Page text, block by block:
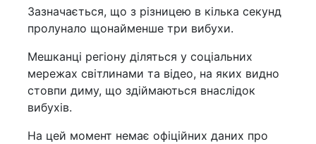
Зазначається, що з різницею в кілька секунд
пролунало щонайменше три вибухи.
Мешканці регіону діляться у соціальних
мережах світлинами та відео, на яких видно
стовпи диму, що здіймаються внаслідок
вибухів.
На цей момент немає офіційних даних про